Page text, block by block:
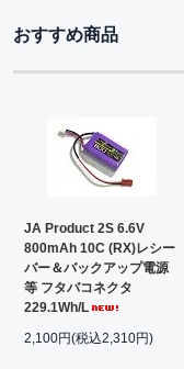
おすすめ商品
JA Product 2S 6.6V
800mAh 10C (RX)レシー
バー＆バックアップ電源
等 フタバコネクタ
229.1Wh/L
2,100円(税込2,310円)